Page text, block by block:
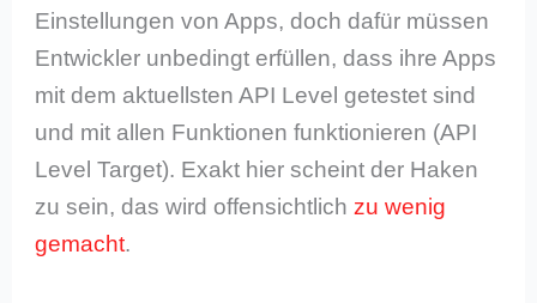
Einstellungen von Apps, doch dafür müssen
Entwickler unbedingt erfüllen, dass ihre Apps
mit dem aktuellsten API Level getestet sind
und mit allen Funktionen funktionieren (API
Level Target). Exakt hier scheint der Haken
zu sein, das wird offensichtlich zu wenig
gemacht.